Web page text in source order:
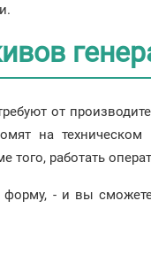
от
на
того, работать
форму, - и вы